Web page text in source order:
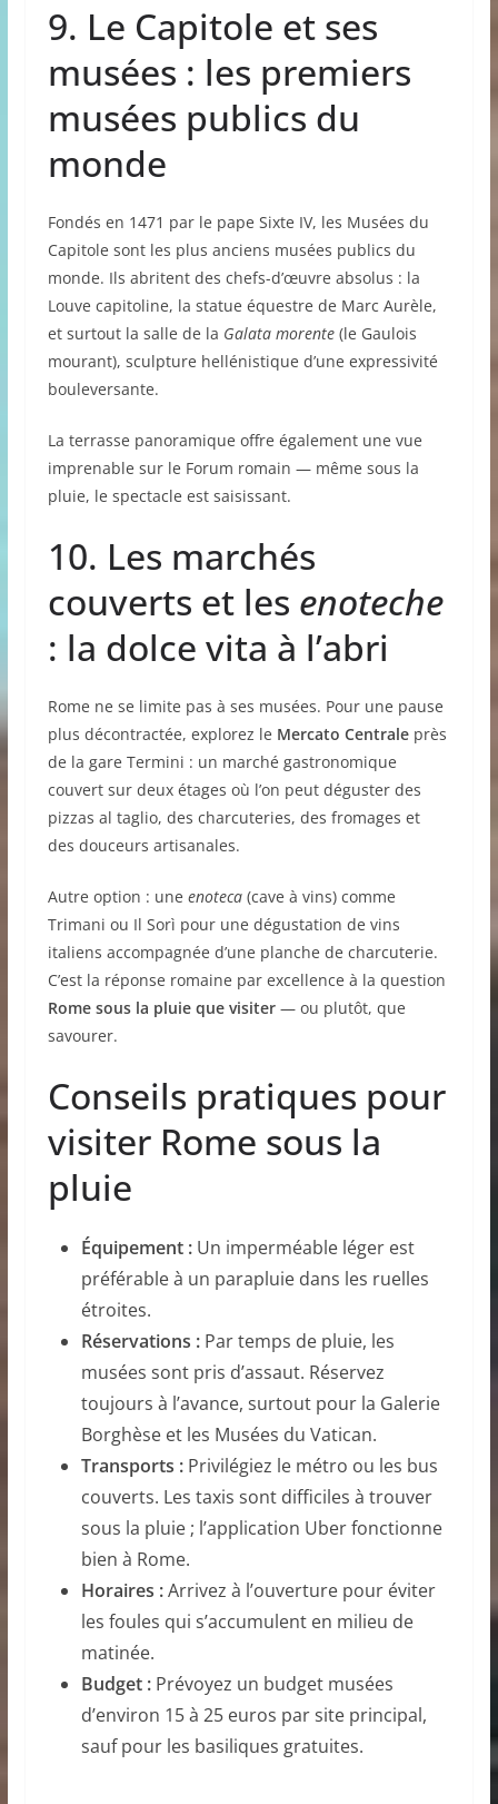
9. Le Capitole et ses
musées : les premiers
musées publics du
monde
Fondés en 1471 par le pape Sixte IV, les Musées du
Capitole sont les plus anciens musées publics du
monde. Ils abritent des chefs-d’œuvre absolus : la
Louve capitoline, la statue équestre de Marc Aurèle,
et surtout la salle de la Galata morente(le Gaulois
mourant), sculpture hellénistique d’une expressivité
bouleversante.
La terrasse panoramique offre également une vue
imprenable sur le Forum romain — même sous la
pluie, le spectacle est saisissant.
10. Les marchés
couverts et les enoteche
: la dolce vita à l’abri
Rome ne se limite pas à ses musées. Pour une pause
plus décontractée, explorez le Mercato Centraleprès
de la gare Termini : un marché gastronomique
couvert sur deux étages où l’on peut déguster des
pizzas al taglio, des charcuteries, des fromages et
des douceurs artisanales.
Autre option : une enoteca(cave à vins) comme
Trimani ou Il Sorì pour une dégustation de vins
italiens accompagnée d’une planche de charcuterie.
C’est la réponse romaine par excellence à la question
Rome sous la pluie que visiter— ou plutôt, que
savourer.
Conseils pratiques pour
visiter Rome sous la
pluie
Équipement :Un imperméable léger est
préférable à un parapluie dans les ruelles
étroites.
Réservations :Par temps de pluie, les
musées sont pris d’assaut. Réservez
toujours à l’avance, surtout pour la Galerie
Borghèse et les Musées du Vatican.
Transports :Privilégiez le métro ou les bus
couverts. Les taxis sont difficiles à trouver
sous la pluie ; l’application Uber fonctionne
bien à Rome.
Horaires :Arrivez à l’ouverture pour éviter
les foules qui s’accumulent en milieu de
matinée.
Budget :Prévoyez un budget musées
d’environ 15 à 25 euros par site principal,
sauf pour les basiliques gratuites.